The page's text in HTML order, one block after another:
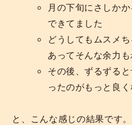
月の下旬にさしか
できてました
どうしてもムスメ
あってそんな余力
その後、ずるずる
ったのがもっと良
と、こんな感じの結果です